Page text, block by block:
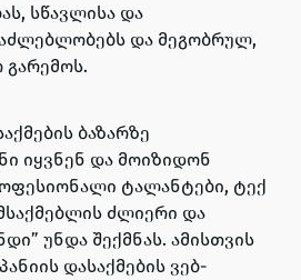
სწავლისა და
და მეგობრულ,
გარემოს.
ბაზარზე
იყვნენ და მოიზიდონ
ტალანტები, ტექ
ძლიერი და
უნდა შექმნას. ამისთვის
დასაქმების ვებ-